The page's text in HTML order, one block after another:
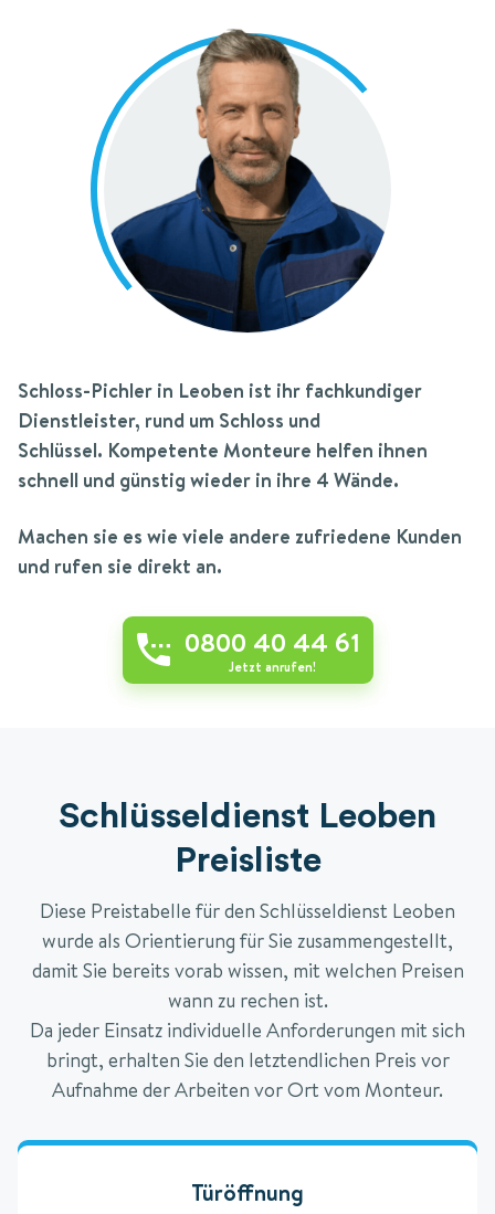
Schloss-Pichler in Leoben ist ihr fachkundiger
Dienstleister, rund um Schloss und
Schlüssel. Kompetente Monteure helfen ihnen
schnell und günstig wieder in ihre 4 Wände.
Machen sie es wie viele andere zufriedene Kunden
und rufen sie direkt an.
0800 40 44 61
Jetzt anrufen!
Schlüsseldienst Leoben
Preisliste
Diese Preistabelle für den Schlüsseldienst Leoben
wurde als Orientierung für Sie zusammengestellt,
damit Sie bereits vorab wissen, mit welchen Preisen
wann zu rechen ist.
Da jeder Einsatz individuelle Anforderungen mit sich
bringt, erhalten Sie den letztendlichen Preis vor
Aufnahme der Arbeiten vor Ort vom Monteur.
Türöffnung